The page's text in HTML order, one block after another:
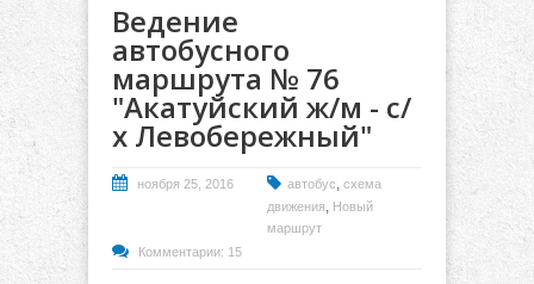
Ведение
автобусного
маршрута № 76
"Акатуйский ж/м - с/
х Левобережный"
ноября 25, 2016 автобус, схема
движения, Новый
маршрут
Комментарии: 15